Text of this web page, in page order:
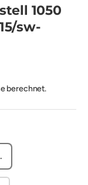
1050
sw-
berechnet.